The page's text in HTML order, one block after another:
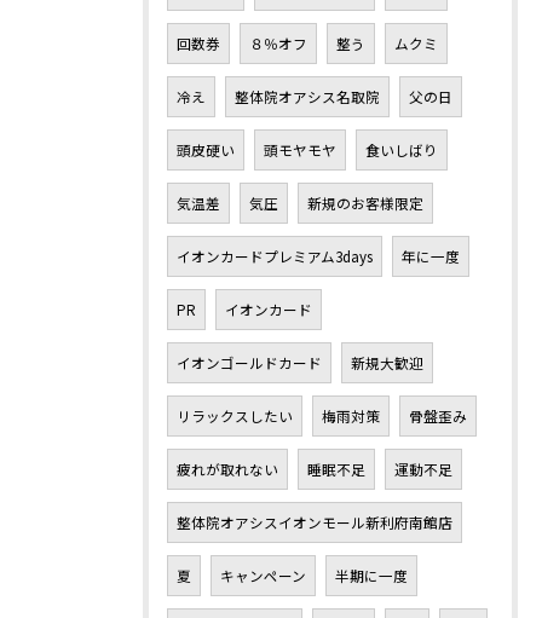
回数券 ８％オフ 整う ムクミ
冷え 整体院オアシス名取院 父の日
頭皮硬い 頭モヤモヤ 食いしばり
気温差 気圧 新規のお客様限定
イオンカードプレミアム3days 年に一度
PR イオンカード
イオンゴールドカード 新規大歓迎
リラックスしたい 梅雨対策 骨盤歪み
疲れが取れない 睡眠不足 運動不足
整体院オアシスイオンモール新利府南館店
夏 キャンペーン 半期に一度